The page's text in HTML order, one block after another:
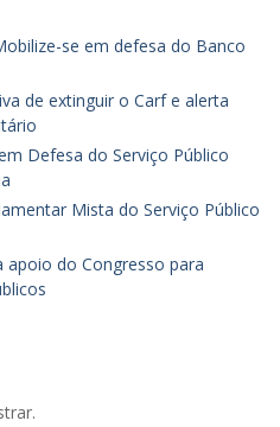
se em defesa do Banco
de extinguir o Carf e alerta
Defesa do Serviço Público
Mista do Serviço Público
apoio do Congresso para